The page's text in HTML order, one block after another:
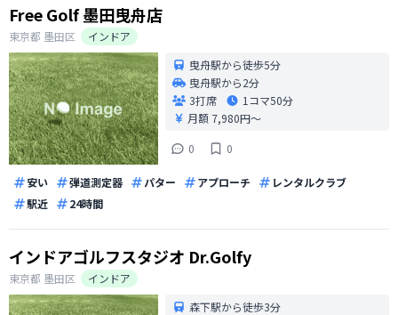
Free Golf 墨田曳舟店
東京都 墨田区
インドア
曳舟駅から徒歩5分
曳舟駅から2分
3打席
1コマ50分
月額 7,980円〜
0
0
安い 弾道測定器 パター アプローチ
レンタルクラブ
駅近
24時間
インドアゴルフスタジオ Dr.Golfy
東京都 墨田区
インドア
森下駅から徒歩3分